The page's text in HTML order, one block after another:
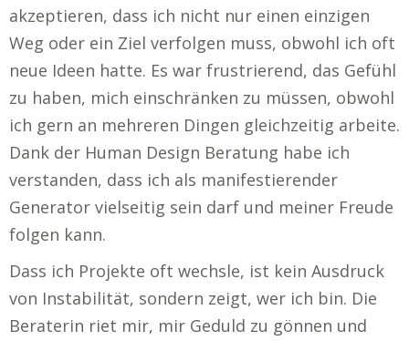
akzeptieren, dass ich nicht nur einen einzigen
Weg oder ein Ziel verfolgen muss, obwohl ich oft
neue Ideen hatte. Es war frustrierend, das Gefühl
zu haben, mich einschränken zu müssen, obwohl
ich gern an mehreren Dingen gleichzeitig arbeite.
Dank der Human Design Beratung habe ich
verstanden, dass ich als manifestierender
Generator vielseitig sein darf und meiner Freude
folgen kann.
Dass ich Projekte oft wechsle, ist kein Ausdruck
von Instabilität, sondern zeigt, wer ich bin. Die
Beraterin riet mir, mir Geduld zu gönnen und